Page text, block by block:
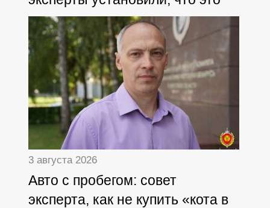
дешёвая копия
3 августа 2026
Авто с пробегом: совет
эксперта, как не купить «кота в